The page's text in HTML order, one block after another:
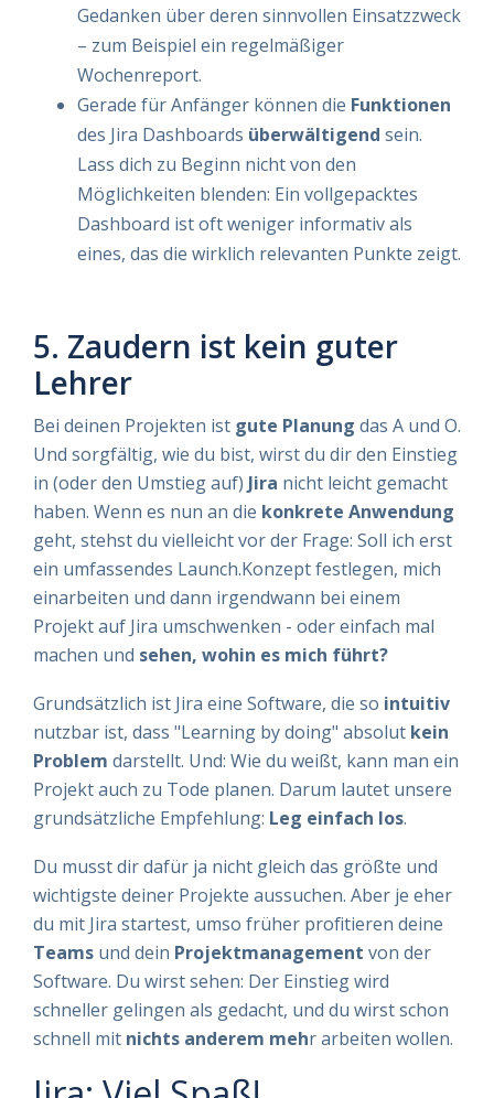
Gedanken über deren sinnvollen Einsatzzweck
– zum Beispiel ein regelmäßiger
Wochenreport.
Gerade für Anfänger können die Funktionen
des Jira Dashboards überwältigend sein.
Lass dich zu Beginn nicht von den
Möglichkeiten blenden: Ein vollgepacktes
Dashboard ist oft weniger informativ als
eines, das die wirklich relevanten Punkte zeigt.
5. Zaudern ist kein guter
Lehrer
Bei deinen Projekten ist gute Planung das A und O.
Und sorgfältig, wie du bist, wirst du dir den Einstieg
in (oder den Umstieg auf) Jira nicht leicht gemacht
haben. Wenn es nun an die konkrete Anwendung
geht, stehst du vielleicht vor der Frage: Soll ich erst
ein umfassendes Launch.Konzept festlegen, mich
einarbeiten und dann irgendwann bei einem
Projekt auf Jira umschwenken - oder einfach mal
machen und sehen, wohin es mich führt?
Grundsätzlich ist Jira eine Software, die so intuitiv
nutzbar ist, dass "Learning by doing" absolut kein
Problem darstellt. Und: Wie du weißt, kann man ein
Projekt auch zu Tode planen. Darum lautet unsere
grundsätzliche Empfehlung: Leg einfach los.
Du musst dir dafür ja nicht gleich das größte und
wichtigste deiner Projekte aussuchen. Aber je eher
du mit Jira startest, umso früher profitieren deine
Teams und dein Projektmanagement von der
Software. Du wirst sehen: Der Einstieg wird
schneller gelingen als gedacht, und du wirst schon
schnell mit nichts anderem mehr arbeiten wollen.